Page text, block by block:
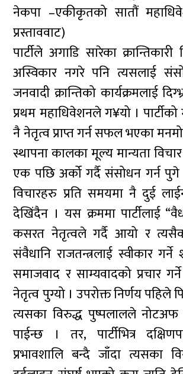
नेकपा –एकीकृतको सातौं
प्रस्ताववाट)
पार्टीले अगाडि सारेका
अस्विकार नगरे पनि त्यसलाई
जनवादी क्रान्तिको कार्यक्रमलाई
प्रथम महाधिवेशनले ग¥यो ।
नै नेतृत्व प्राप्त गर्न सफल भएका
स्थापना कालका मूल्य मान्यता
एक पछि अर्को गर्दै संसोधन गर्न
विचारहरु प्रति समयमा नै दुई
देखिंदैन । यस क्रममा पार्टीलाई
कसरत नेतृत्वले गर्दै आयो र
संवैधानि राजतन्त्रलाई स्वीकार गर्ने
समाजवाद र साम्यवादको प्रचार गर्ने
नेतृत्व पुग्यो । उपरोक्त निर्णय पहिले
त्यसका विरुद्ध पुष्पलालले
पाईन्छ । तर, पार्टीभित्र
प्रभावशालि बन्दै जाँदा त्यसका